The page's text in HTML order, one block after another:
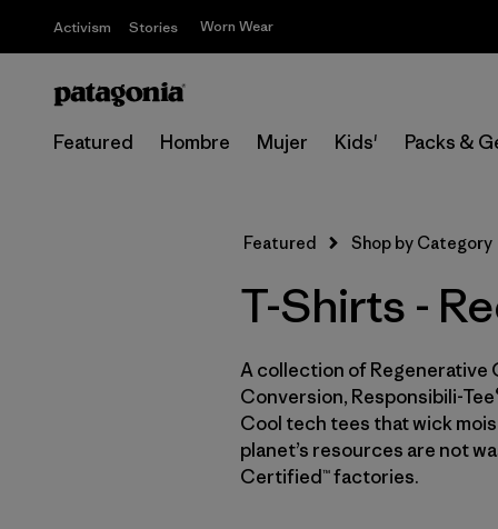
Activism Stories Worn Wear
Featured Hombre Mujer Kids' Packs &
Featured Shop by Category
T-Shirts -
A collection of
Conversion, Responsibili-
Cool tech tees that wick
planet’s resources are not
Certified™ factories.